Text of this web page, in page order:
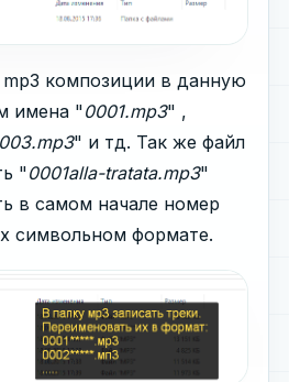
композиции в данную
имена "0001.mp3" ,
" и тд. Так же файл
"0001alla-tratata.mp3"
в самом начале номер
символьном формате.